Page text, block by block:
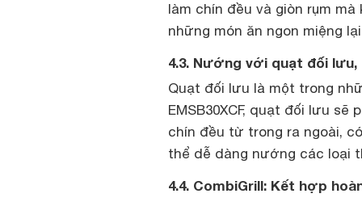
làm chín đều và giòn rụm
những món ăn ngon miệng
4.3. Nướng với quạt đối
Quạt đối lưu là một trong
EMSB30XCF, quạt đối lưu
chín đều từ trong ra ngoài,
thể dễ dàng nướng các loại
4.4. CombiGrill: Kết hợp